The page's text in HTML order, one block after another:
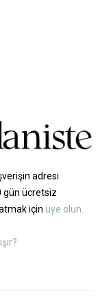
adresi
gün ücretsiz
için üye olun.